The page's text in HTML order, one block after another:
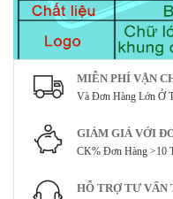
MIỄN PHÍ VẬN
Và Đơn Hàng Lớn Ở
GIẢM GIÁ VỚI
CK% Đơn Hàng >10
HỖ TRỢ TƯ VẤN